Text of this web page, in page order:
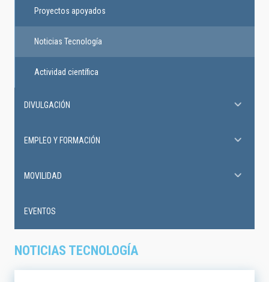
NOTICIAS TECNOLOGÍA
Proyectos apoyados
Noticias Tecnología
Actividad científica
DIVULGACIÓN
EMPLEO Y FORMACIÓN
MOVILIDAD
EVENTOS